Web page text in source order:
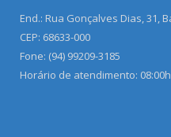
End.: Rua Gonçalves Dias, 31,
CEP: 68633-000
Fone: (94) 99209-3185
Horário de atendimento: